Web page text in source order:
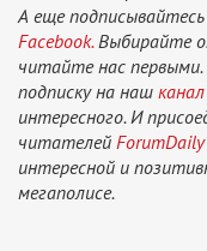
А еще
Facebook.Выбирайте
читайте нас
подписку на наш
интересного. И
читателей
интересной и
мегаполисе.